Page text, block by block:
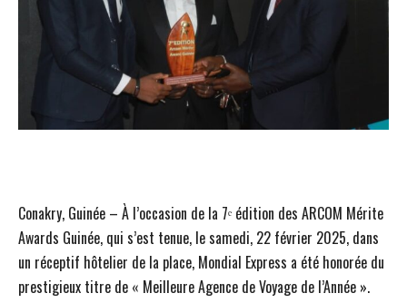
Conakry, Guinée – À l’occasion de la 7ᵉ édition des ARCOM Mérite
Awards Guinée, qui s’est tenue, le samedi, 22 février 2025, dans
un réceptif hôtelier de la place, Mondial Express a été honorée du
prestigieux titre de « Meilleure Agence de Voyage de l’Année ».